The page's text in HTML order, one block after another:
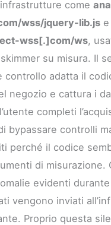
come
wss/jquery-lib.js
wss[.]com/ws,
su misura. Il
controllo adatta il
negozio e cattura i
completi
bypassare controlli
perché il codice
di misurazione.
evidenti
vengono inviati
Proprio questa